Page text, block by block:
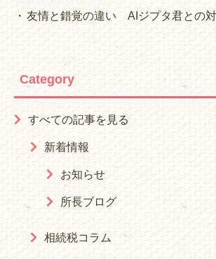
友情と錯覚の違い AIジプタ君との
Category
すべての記事を見る
新着情報
お知らせ
所長ブログ
相続税コラム